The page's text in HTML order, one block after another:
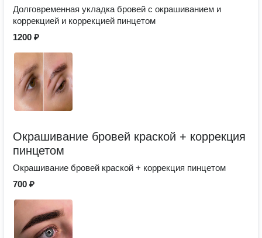
Долговременная укладка бровей с окрашиванием и
коррекцией и коррекцией пинцетом
1200 ₽
Окрашивание бровей краской + коррекция
пинцетом
Окрашивание бровей краской + коррекция пинцетом
700 ₽